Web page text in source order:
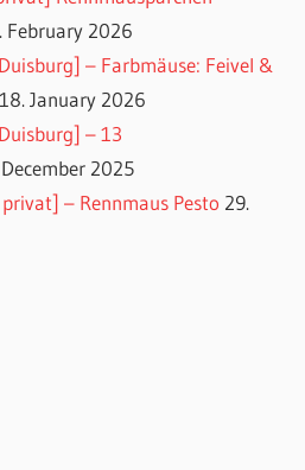
February 2026
– Farbmäuse: Feivel &
18. January 2026
– 13
2025
– Rennmaus Pesto 29.